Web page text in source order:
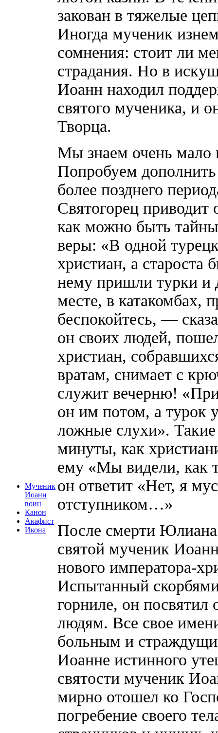
Мученик
Иоанн
воин
Канон
Акафист
Икона
закован в тяжелые
Иногда мученик
сомнения: стоит ли
страдания. Но в
Иоанн находил
святого мученика, и
Творца.
Мы знаем очень мало
Попробуем
более позднего
Святогорец приводит
как можно быть
веры: «В одной
христиан, а
нему пришли турки и
месте, в катакомбах,
беспокойтесь, —
он своих людей,
христиан,
вратам, снимает с
служит вечерню!
он им потом, а турок
ложные слухи».
минуты, как
ему «Мы видели, как
он ответит «Нет, я
отступником…»
После смерти Юлиана
святой мученик
нового императора-
Испытанный
горниле, он
людям. Все свое
больным и
Иоанне истинного
святости мученик
мирно отошел ко
погребение своего